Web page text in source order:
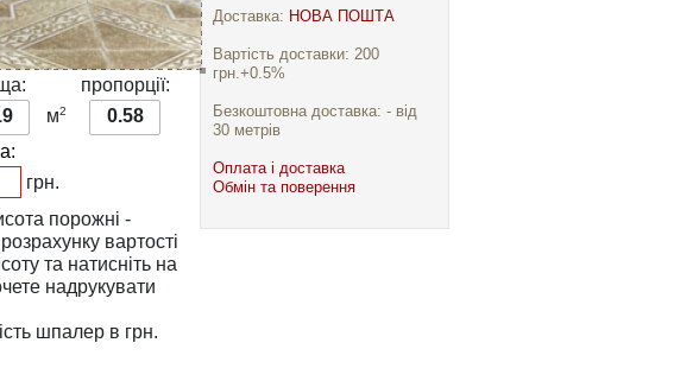
м2
пропорції:
0.58
грн.
порожні -
та натисніть на
шпалер в грн.
Доставка: НОВА ПОШТА
Вартість доставки: 200
грн.+0.5%
Безкоштовна доставка: - від
30 метрів
Оплата і доставка
Обмін та поверення